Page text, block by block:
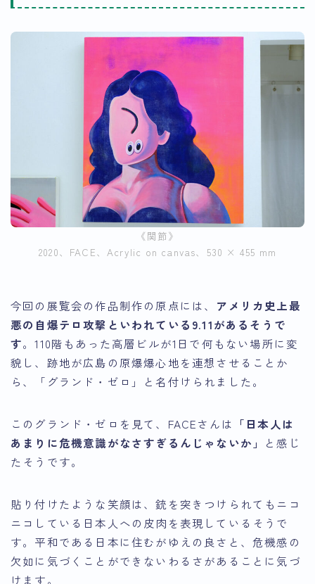
《関節》
2020、FACE、Acrylic on canvas、530 × 455 mm
今回の展覧会の作品制作の原点には、 アメリカ史上最
悪の自爆テロ攻撃といわれている9.11があるそうで
す。110階もあった高層ビルが1日で何もない場所に変
貌し、跡地が広島の原爆爆心地を連想させることか
ら、「グランド・ゼロ」と名付けられました。
このグランド・ゼロを見て、FACEさんは 「日本人は
あまりに危機意識がなさすぎるんじゃないか」
と感じ
たそうです。
貼り付けたような笑顔は、銃を突きつけられてもニコ
ニコしている日本人への皮肉を表現しているそうで
す。平和である日本に住むがゆえの良さと、危機感の
欠如に気づくことができないわるさがあることに気づ
けます。